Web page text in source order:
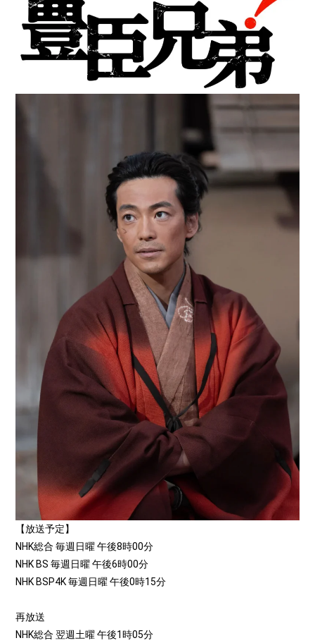
【放送予定】
NHK総合 毎週日曜 午後8時00分
NHK BS 毎週日曜 午後6時00分
NHK BSP4K 毎週日曜 午後0時15分
再放送
NHK総合 翌週土曜 午後1時05分